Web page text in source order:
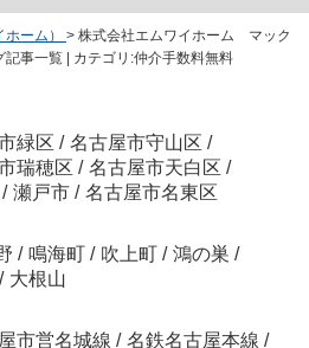
ーム） > 株式会社エムワイホーム マック
事一覧 | カテゴリ:仲介手数料無料
緑区 / 名古屋市守山区 /
瑞穂区 / 名古屋市天白区 /
/ 瀬戸市 / 名古屋市名東区
/ 鳴海町 / 吹上町 / 鴻の巣 /
/ 大根山
市営名城線 / 名鉄名古屋本線 /